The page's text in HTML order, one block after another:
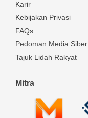
Karir
Kebijakan Privasi
FAQs
Pedoman Media Siber
Tajuk Lidah Rakyat
Mitra